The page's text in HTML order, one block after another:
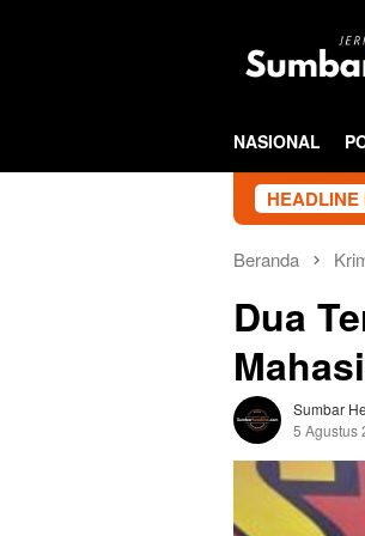
NASIONAL
HEADLINE
Beranda
Dua
Sumbar
5 Agustus